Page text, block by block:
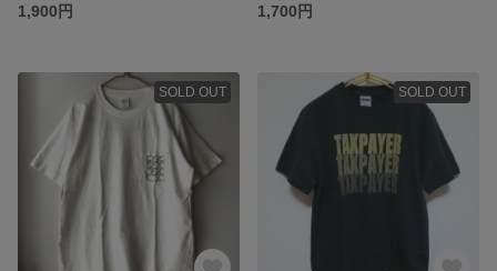
1,900円
1,700円
SOLD OUT SOLD OUT